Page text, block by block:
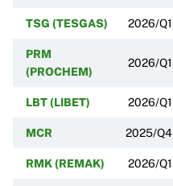
TSG (TESGAS) 2026/Q1
PRM
(PROCHEM)
2026/Q1
LBT (LIBET) 2026/Q1
MCR 2025/Q4
RMK (REMAK) 2026/Q1